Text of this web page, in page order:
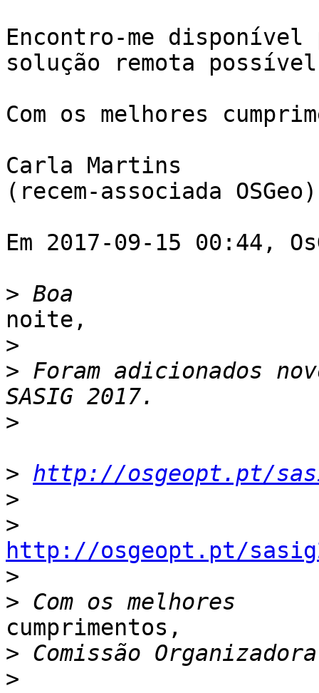
Encontro-me disponível
solução remota
Com os melhores
Carla Martins
(recem-associada
Em 2017-09-15 00:44,
>
noite,
>
> Foram adicionados
>
> http://osgeopt.pt/
>
>
http://osgeopt.pt/
>
>
cumprimentos,
>
>